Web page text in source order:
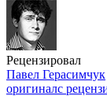
Рецензировал
Павел Герасимчук
оригиналс